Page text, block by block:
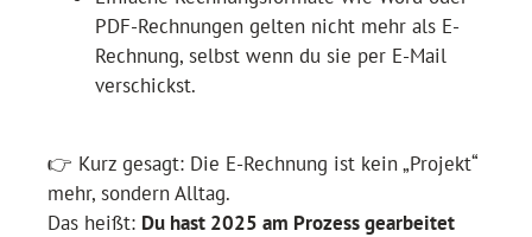
PDF-Rechnungen gelten nicht mehr als E-
Rechnung, selbst wenn du sie per E-Mail
verschickst.
👉 Kurz gesagt: Die E-Rechnung ist kein „Projekt“
mehr, sondern Alltag.
Das heißt: Du hast 2025 am Prozess gearbeitet